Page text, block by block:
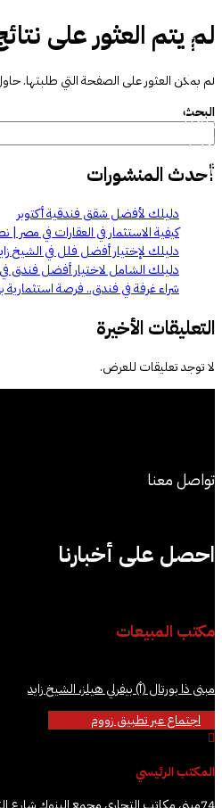
الأعمال
لم يتم العثور على
لم يمكن العثور على الصفحة التي طلبتها.
البحث
أحدث المنشورات
دليلك لأفضل شقق فندقية أكتوبر
كيفية الاستثمار في العقارات في مصر |
دليلك لإختيار أفضل فلل في الشيخ
دليلك الشامل لاختيار أفضل فندق في
شراء غرفة في فندق.. فرصة
التعليقات الأخيرة
لا توجد تعليقات للعرض.
تواصل معنا
احصل على أخبارنا
مكتب المبيعات
مبنى ذا بورتال (أ) بيفرلي هيلز، الشيخ زايد
اجتماع عبر تطبيق زووم

المكتب الرئيسي